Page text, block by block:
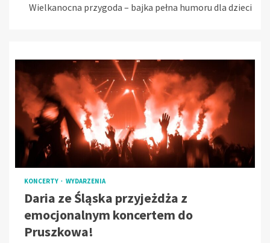
Wielkanocna przygoda – bajka pełna humoru dla dzieci
KONCERTY WYDARZENIA
Daria ze Śląska przyjeżdża z
emocjonalnym koncertem do
Pruszkowa!